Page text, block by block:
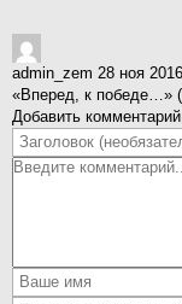
admin_zem 28 ноя
«Вперед, к победе…»
Добавить комментарий